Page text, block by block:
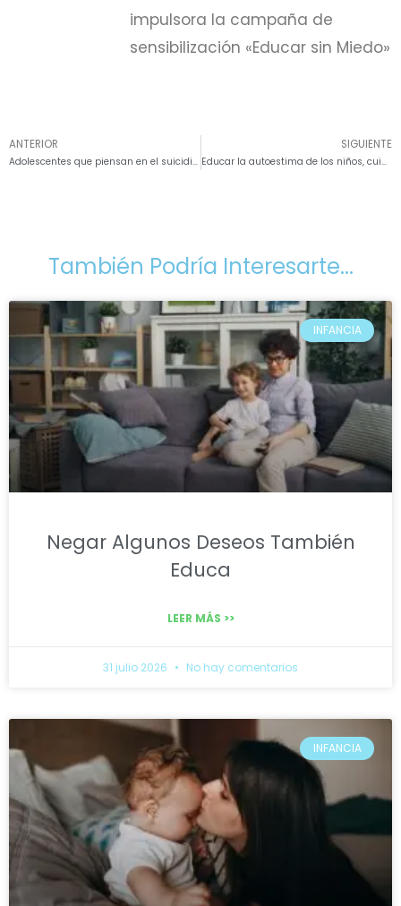
impulsora la campaña de
sensibilización «Educar sin Miedo»
ANTERIOR
Adolescentes que piensan en el suicidio para dejar de sufrir
SIGUIENTE
Educar la autoestima de los niños, cuidar la de los adultos
También Podría Interesarte...
INFANCIA
Negar Algunos Deseos También
Educa
LEER MÁS >>
31 julio 2026 No hay comentarios
INFANCIA